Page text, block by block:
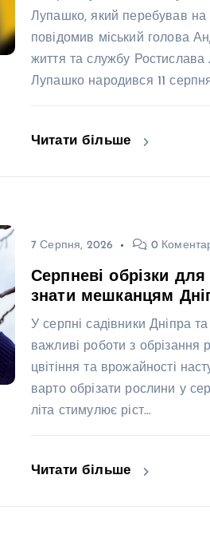
Лупашко, який перебував на
повідомив міський голова
життя та службу
Лупашко народився 11
Читати більше
7 Серпня, 2026 0
Серпневі обрізки
знати мешканцям
У серпні садівники Дніпра
важливі роботи з
цвітіння та врожайності
варто обрізати рослини у
літа стимулює ріст…
Читати більше